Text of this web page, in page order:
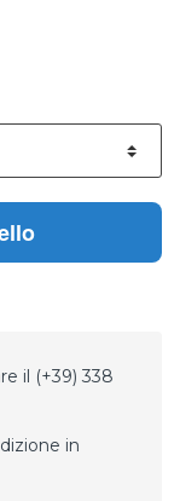
il (+39) 338
in